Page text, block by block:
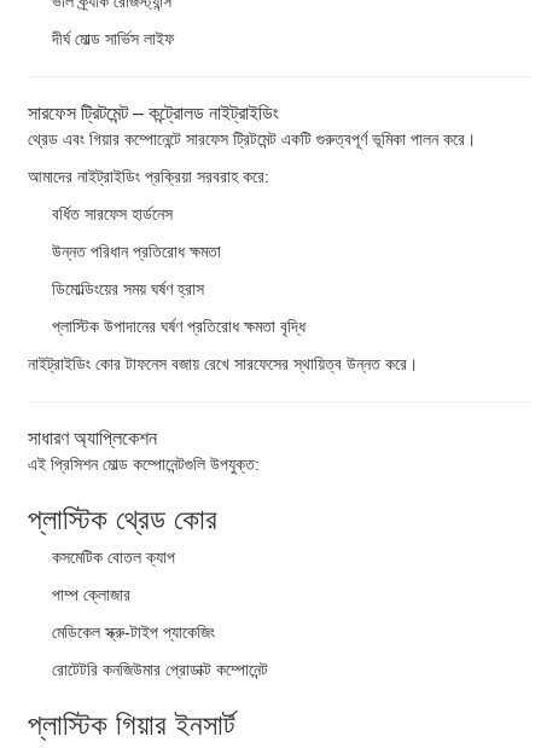
দীর্ঘ মোল্ড সার্ভিস লাইফ
সারফেস ট্রিটমেন্ট – কন্ট্রোলড নাইট্রাইডিং
থ্রেড এবং গিয়ার কম্পোনেন্টে সারফেস ট্রিটমেন্ট একটি গুরুত্বপূর্ণ ভূমিকা পালন করে।
আমাদের নাইট্রাইডিং প্রক্রিয়া সরবরাহ করে:
বর্ধিত সারফেস হার্ডনেস
উন্নত পরিধান প্রতিরোধ ক্ষমতা
ডিমোল্ডিংয়ের সময় ঘর্ষণ হ্রাস
প্লাস্টিক উপাদানের ঘর্ষণ প্রতিরোধ ক্ষমতা বৃদ্ধি
নাইট্রাইডিং কোর টাফনেস বজায় রেখে সারফেসের স্থায়িত্ব উন্নত করে।
সাধারণ অ্যাপ্লিকেশন
এই প্রিসিশন মোল্ড কম্পোনেন্টগুলি উপযুক্ত:
প্লাস্টিক থ্রেড কোর
কসমেটিক বোতল ক্যাপ
পাম্প ক্লোজার
মেডিকেল স্ক্রু-টাইপ প্যাকেজিং
রোটেটরি কনজিউমার প্রোডাক্ট কম্পোনেন্ট
প্লাস্টিক গিয়ার ইনসার্ট